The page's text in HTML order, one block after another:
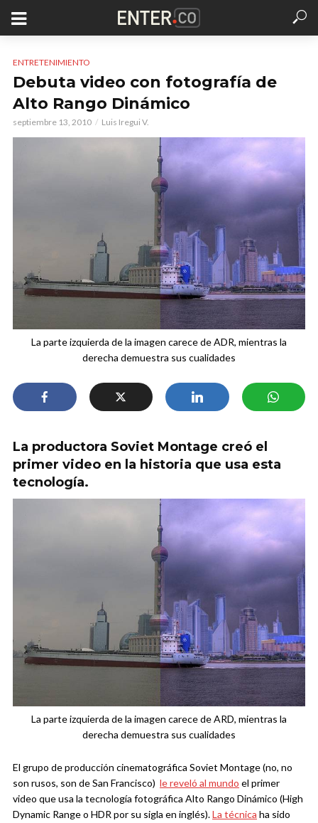
ENTRETENIMIENTO
Debuta video con fotografía de
Alto Rango Dinámico
septiembre 13, 2010 Luis Iregui V.
La parte izquierda de la imagen carece de ADR, mientras la
derecha demuestra sus cualidades
La productora Soviet Montage creó el
primer video en la historia que usa esta
tecnología.
La parte izquierda de la imagen carece de ARD, mientras la
derecha demuestra sus cualidades
El grupo de producción cinematográfica Soviet Montage (no, no
son rusos, son de San Francisco) le reveló al mundo el primer
video que usa la tecnología fotográfica Alto Rango Dinámico (High
Dynamic Range o HDR por su sigla en inglés).La técnica ha sido